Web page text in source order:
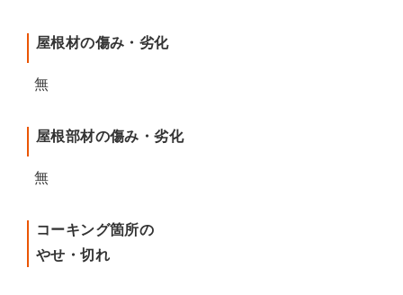
屋根材の傷み・劣化
無
屋根部材の傷み・劣化
無
コーキング箇所の
やせ・切れ